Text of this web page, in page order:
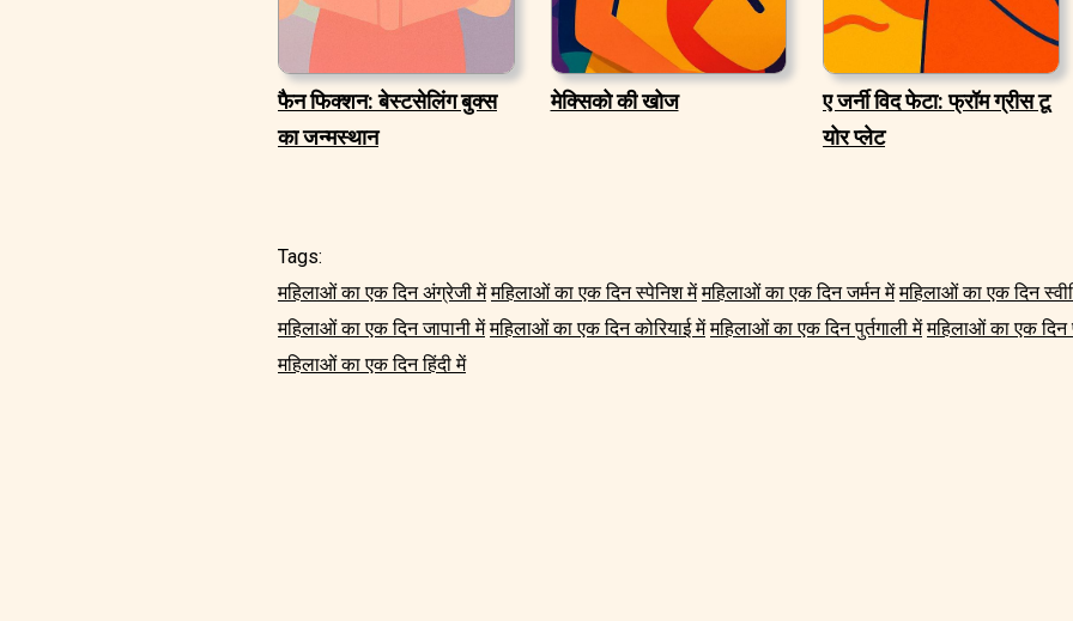
फैन फिक्शन: बेस्टसेलिंग बुक्स
का जन्मस्थान
मेक्सिको की खोज
ए जर्नी विद फेटा: फ्रॉम ग्रीस टू
योर प्लेट
Tags:
महिलाओं का एक दिन अंग्रेजी में महिलाओं का एक दिन स्पेनिश में महिलाओं का एक दिन जर्मन में महिलाओं का एक दिन
महिलाओं का एक दिन जापानी में महिलाओं का एक दिन कोरियाई में महिलाओं का एक दिन पुर्तगाली में महिलाओं का एक
महिलाओं का एक दिन हिंदी में